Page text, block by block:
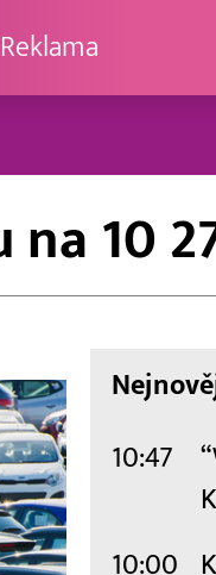
Reklama
10
10:47
10:00